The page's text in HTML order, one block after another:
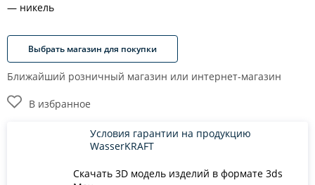
никель
Выбрать магазин для покупки
Ближайший розничный магазин или интернет-магазин
В избранное
Скачать 3D модель изделий в формате 3ds
Условия гарантии на продукцию
WasserKRAFT